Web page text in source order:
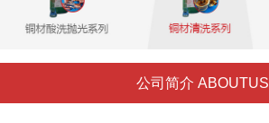
公司简介 ABOUTUS